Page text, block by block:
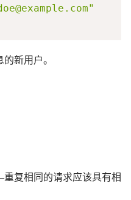
新用户。
复相同的请求应该具有相